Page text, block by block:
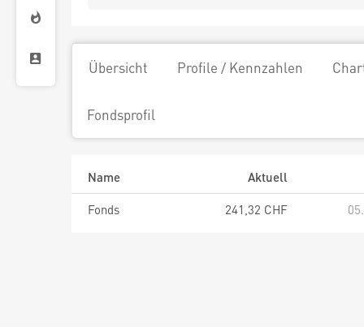
Übersicht Profile / Kennzahlen
Fondsprofil
Name
Aktuell
Fonds
241,32 CHF